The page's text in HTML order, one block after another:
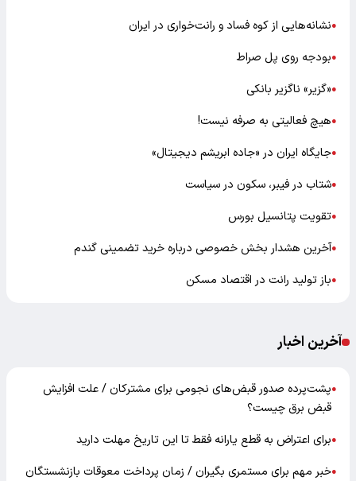
●نشانه‌هایی از کوه فساد و رانت‌خواری در ایران
●بودجه روی پل صراط
●«گزیر» ناگزیر بانکی
●هیچ فعالیتی به صرفه نیست!
●جایگاه ایران در «جاده ابریشم دیجیتال»
●شتاب در فیبر، سکون در سیاست
●تقویت پتانسیل بورس
●آخرین هشدار بخش خصوصی درباره خرید تضمینی گندم
●باز تولید رانت در اقتصاد مسکن
آخرین اخبار
●پشت‌پرده صدور قبض‌های نجومی برای مشترکان / علت افزایش
قبض برق چیست؟
●برای اعتراض به قطع یارانه فقط تا این تاریخ مهلت دارید
●خبر مهم برای مستمری بگیران / زمان پرداخت معوقات بازنشستگان